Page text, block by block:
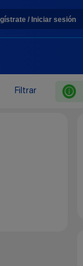
/ Iniciar sesión
Filtrar